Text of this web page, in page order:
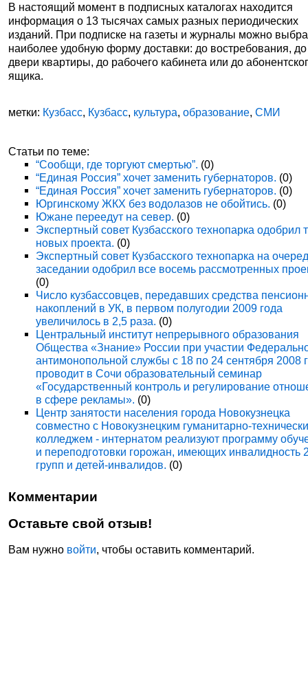
В настоящий момент в подписных каталогах находится
информация о 13 тысячах самых разных периодических
изданий. При подписке на газеты и журналы можно
наиболее удобную форму доставки: до востребования, до
двери квартиры, до рабочего кабинета или до
ящика.
метки: Кузбасс, Кузбасс, культура,образование,СМИ
Статьи по теме:
“Сообщи, где торгуют смертью”. (0)
“Единая Россия” хочет заменить губернаторов. (0)
“Единая Россия” хочет заменить губернаторов. (0)
Юргинскому ЖКХ без водолазов не обойтись. (0)
Южане переедут на север. (0)
Экспертный совет Кузбасского технопарка одобрил
новых проекта. (0)
Экспертный совет Кузбасского технопарка на
заседании одобрил все восемь рассмотренных
(0)
Число кузбассовцев, передавших средства
накоплений в УК, в первом полугодии 2009 года
увеличилось в 2,5 раза. (0)
Центральный институт непрерывного образования
Общества «Знание» России при участии
антимонопольной службы с 18 по 24 сентября 2008
проводит в Сочи образовательный семинар
«Государственный контроль и регулирование
в сфере рекламы». (0)
Центр занятости населения города Новокузнецка
совместно с Новокузнецким гуманитарно-
колледжем - интернатом реализуют программу
и переподготовки горожан, имеющих инвалидность
групп и детей-инвалидов. (0)
Комментарии
Оставьте свой отзыв!
Вам нужно войти, чтобы оставить комментарий.